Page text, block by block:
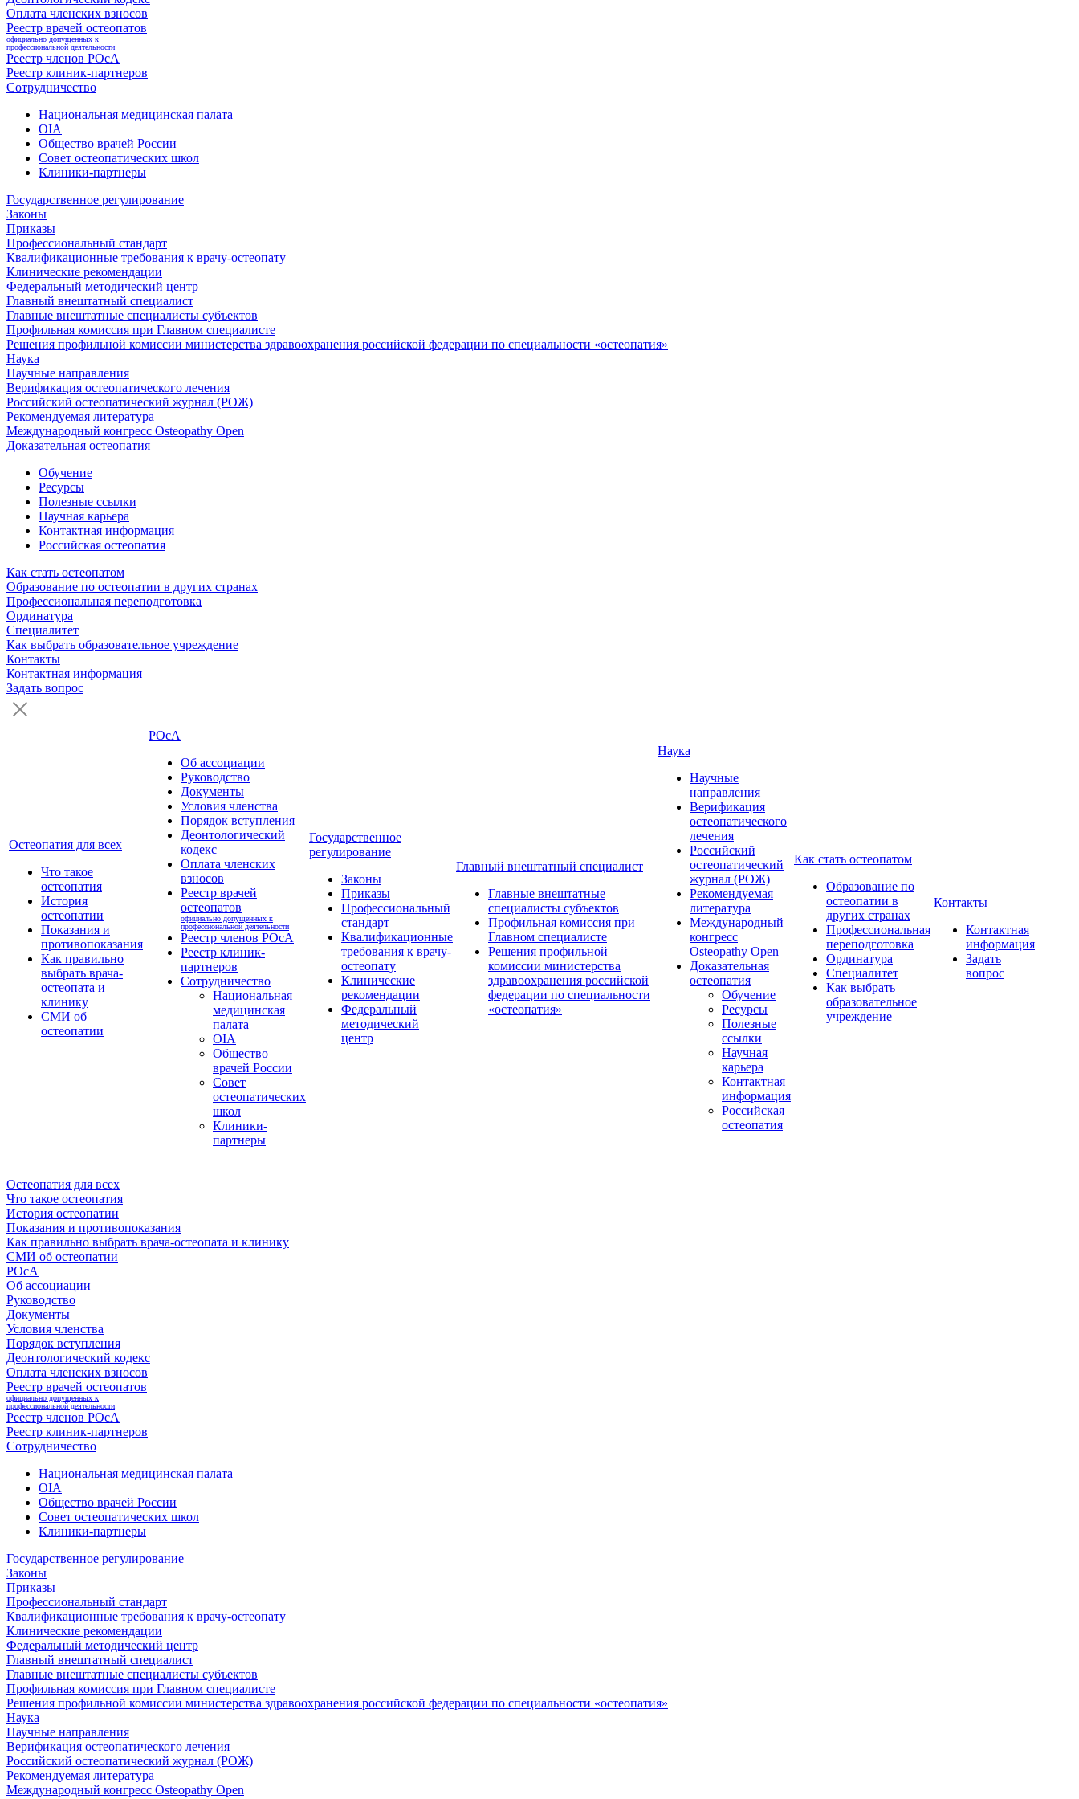
Оплата членских взносов
Реестр врачей остеопатов
официально допущенных к
профессиональной деятельности
Реестр членов РОсА
Реестр клиник-партнеров
Сотрудничество
Национальная медицинская палата
OIA
Общество врачей России
Совет остеопатических школ
Клиники-партнеры
Государственное регулирование
Законы
Приказы
Профессиональный стандарт
Квалификационные требования к врачу-остеопату
Клинические рекомендации
Федеральный методический центр
Главный внештатный специалист
Главные внештатные специалисты субъектов
Профильная комиссия при Главном специалисте
Решения профильной комиссии министерства здравоохранения российской федерации по специальности «остеопатия»
Наука
Научные направления
Верификация остеопатического лечения
Российский остеопатический журнал (РОЖ)
Рекомендуемая литература
Международный конгресс Osteopathy Open
Доказательная остеопатия
Обучение
Ресурсы
Полезные ссылки
Научная карьера
Контактная информация
Российская остеопатия
Как стать остеопатом
Образование по остеопатии в других странах
Профессиональная переподготовка
Ординатура
Специалитет
Как выбрать образовательное учреждение
Контакты
Контактная информация
Задать вопрос
Остеопатия для всех
Что такое
остеопатия
История
остеопатии
Показания и
противопоказания
Как правильно
выбрать врача-
остеопата и
клинику
СМИ об
остеопатии
РОсА
Об ассоциации
Руководство
Документы
Условия членства
Порядок вступления
Деонтологический
кодекс
Оплата членских
взносов
Реестр врачей
остеопатов
официально допущенных к
профессиональной деятельности
Реестр членов РОсА
Реестр клиник-
партнеров
Сотрудничество
Национальная
медицинская
палата
OIA
Общество
врачей России
Совет
остеопатических
школ
Клиники-
партнеры
Государственное
регулирование
Законы
Приказы
Профессиональный
стандарт
Квалификационные
требования к врачу-
остеопату
Клинические
рекомендации
Федеральный
методический
центр
Главный внештатный специалист
Главные внештатные
специалисты субъектов
Профильная комиссия при
Главном специалисте
Решения профильной
комиссии министерства
здравоохранения российской
федерации по специальности
«остеопатия»
Наука
Научные
направления
Верификация
остеопатического
лечения
Российский
остеопатический
журнал (РОЖ)
Рекомендуемая
литература
Международный
конгресс
Osteopathy Open
Доказательная
остеопатия
Обучение
Ресурсы
Полезные
ссылки
Научная
карьера
Контактная
информация
Российская
остеопатия
Как стать остеопатом
Образование по
остеопатии в
других странах
Профессиональная
переподготовка
Ординатура
Специалитет
Как выбрать
образовательное
учреждение
Контакты
Контактная
информация
Задать
вопрос
Остеопатия для всех
Что такое остеопатия
История остеопатии
Показания и противопоказания
Как правильно выбрать врача-остеопата и клинику
СМИ об остеопатии
РОсА
Об ассоциации
Руководство
Документы
Условия членства
Порядок вступления
Деонтологический кодекс
Оплата членских взносов
Реестр врачей остеопатов
официально допущенных к
профессиональной деятельности
Реестр членов РОсА
Реестр клиник-партнеров
Сотрудничество
Национальная медицинская палата
OIA
Общество врачей России
Совет остеопатических школ
Клиники-партнеры
Государственное регулирование
Законы
Приказы
Профессиональный стандарт
Квалификационные требования к врачу-остеопату
Клинические рекомендации
Федеральный методический центр
Главный внештатный специалист
Главные внештатные специалисты субъектов
Профильная комиссия при Главном специалисте
Решения профильной комиссии министерства здравоохранения российской федерации по специальности «остеопатия»
Наука
Научные направления
Верификация остеопатического лечения
Российский остеопатический журнал (РОЖ)
Рекомендуемая литература
Международный конгресс Osteopathy Open